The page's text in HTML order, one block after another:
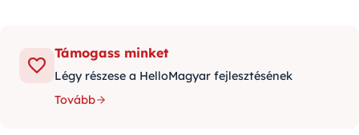
Támogass minket
Légy részese a HelloMagyar fejlesztésének
Tovább